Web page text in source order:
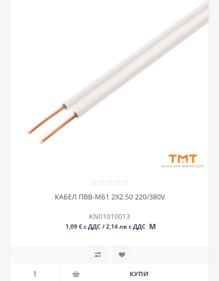
КАБЕЛ ПВВ-МБ1 2Х2.50 220/380V
KN01010013
1,09 € с ДДС / 2,14 лв с ДДС М